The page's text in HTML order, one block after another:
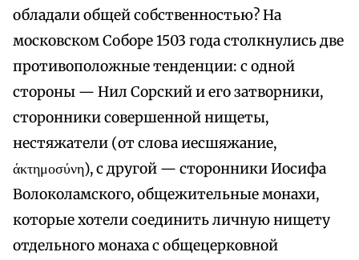
обладали общей собственностью? На
московском Соборе 1503 года столкнулись две
противоположные тенденции: с одной
стороны — Нил Сорский и его затворники,
сторонники совершенной нищеты,
нестяжатели (от слова иесшяжание,
άκτημοσύνη), с другой — сторонники Иосифа
Волоколамского, общежительные монахи,
которые хотели соединить личную нищету
отдельного монаха с общецерковной